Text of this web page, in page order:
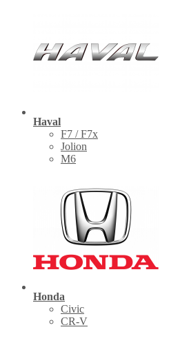
Haval
F7 / F7x
Jolion
M6
Honda
Civic
CR-V